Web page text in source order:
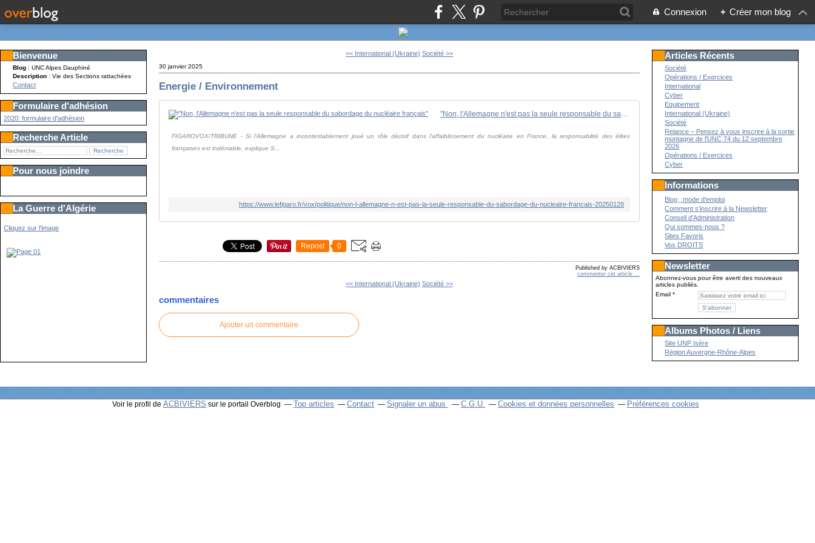
Connexion + Créer mon blog
Bienvenue
Blog : UNC Alpes Dauphiné
Description: Vie des Sections rattachées
Contact
Formulaire d'adhésion
2020: formulaire d'adhésion
Recherche Article
Pour nous joindre
La Guerre d'Algérie
Cliquez sur l'image
<< International (Ukraine) Société >>
30 janvier 2025
Energie / Environnement
"Non, l'Allemagne n'est pas la seule responsable du sabordage du nucléaire français"
FIGAROVOX/TRIBUNE - Si l'Allemagne a incontestablement joué un rôle décisif dans l'affaiblissement du nucléaire en France, la responsabilité des élites
françaises est indéniable, explique S...
https://www.lefigaro.fr/vox/politique/non-l-allemagne-n-est-pas-la-seule-responsable-du-sabordage-du-nucleaire-francais-20250128
Repost 0
Published by ACBIVIERS
commenter cet article
<< International (Ukraine) Société >>
commentaires
Ajouter un commentaire
Articles Récents
Société
Opérations / Exercices
International
Cyber
Equipement
International (Ukraine)
Société
Relance – Pensez à vous inscrire à la sortie
montagne de l'UNC 74 du 12 septembre
2026
Opérations / Exercices
Cyber
Informations
Blog , mode d'emploi
Comment s'inscrire à la Newsletter
Conseil d'Administration
Qui sommes-nous ?
Sites Favoris
Vos DROITS
Newsletter
Abonnez-vous pour être averti des nouveaux
articles publiés.
Email
Albums Photos / Liens
Site UNP Isère
Région Auvergne-Rhône-Alpes
Voir le profil de ACBIVIERS sur le portail Overblog Top articles Contact Signaler un abus C.G.U. Cookies et données personnelles Préférences cookies